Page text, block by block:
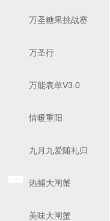
万圣糖果挑战赛
万圣行
万能表单V3.0
情暖重阳
九月九爱随礼归
热捕大闸蟹
美味大闸蟹